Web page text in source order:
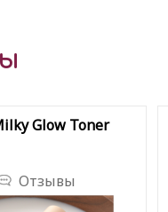
Glow Toner
Отзывы